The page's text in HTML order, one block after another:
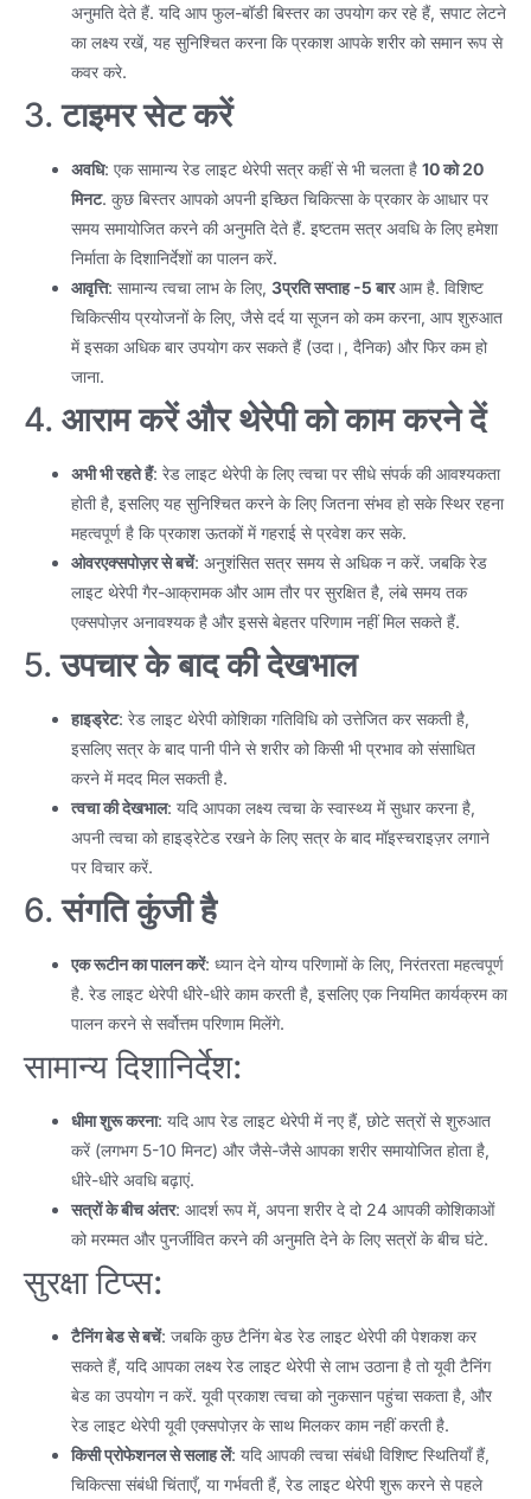
अनुमति देते हैं. यदि आप फुल-बॉडी बिस्तर का उपयोग कर रहे हैं, सपाट लेटने
का लक्ष्य रखें, यह सुनिश्चित करना कि प्रकाश आपके शरीर को समान रूप से
कवर करे.
3.टाइमर सेट करें
अवधि: एक सामान्य रेड लाइट थेरेपी सत्र कहीं से भी चलता है 10 को 20
मिनट. कुछ बिस्तर आपको अपनी इच्छित चिकित्सा के प्रकार के आधार पर
समय समायोजित करने की अनुमति देते हैं. इष्टतम सत्र अवधि के लिए हमेशा
निर्माता के दिशानिर्देशों का पालन करें.
आवृत्ति: सामान्य त्वचा लाभ के लिए, 3प्रति सप्ताह -5 बारआम है. विशिष्ट
चिकित्सीय प्रयोजनों के लिए, जैसे दर्द या सूजन को कम करना, आप शुरुआत
में इसका अधिक बार उपयोग कर सकते हैं (उदा।, दैनिक) और फिर कम हो
जाना.
4. आराम करें और थेरेपी को काम करने दें
अभी भी रहते हैं: रेड लाइट थेरेपी के लिए त्वचा पर सीधे संपर्क की आवश्यकता
होती है, इसलिए यह सुनिश्चित करने के लिए जितना संभव हो सके स्थिर रहना
महत्वपूर्ण है कि प्रकाश ऊतकों में गहराई से प्रवेश कर सके.
ओवरएक्सपोज़र से बचें: अनुशंसित सत्र समय से अधिक न करें. जबकि रेड
लाइट थेरेपी गैर-आक्रामक और आम तौर पर सुरक्षित है, लंबे समय तक
एक्सपोज़र अनावश्यक है और इससे बेहतर परिणाम नहीं मिल सकते हैं.
5.उपचार के बाद की देखभाल
हाइड्रेट: रेड लाइट थेरेपी कोशिका गतिविधि को उत्तेजित कर सकती है,
इसलिए सत्र के बाद पानी पीने से शरीर को किसी भी प्रभाव को संसाधित
करने में मदद मिल सकती है.
त्वचा की देखभाल: यदि आपका लक्ष्य त्वचा के स्वास्थ्य में सुधार करना है,
अपनी त्वचा को हाइड्रेटेड रखने के लिए सत्र के बाद मॉइस्चराइज़र लगाने
पर विचार करें.
6.संगति कुंजी है
एक रूटीन का पालन करें: ध्यान देने योग्य परिणामों के लिए, निरंतरता महत्वपूर्ण
है. रेड लाइट थेरेपी धीरे-धीरे काम करती है, इसलिए एक नियमित कार्यक्रम का
पालन करने से सर्वोत्तम परिणाम मिलेंगे.
सामान्य दिशानिर्देश:
धीमा शुरू करना: यदि आप रेड लाइट थेरेपी में नए हैं, छोटे सत्रों से शुरुआत
करें (लगभग 5-10 मिनट) और जैसे-जैसे आपका शरीर समायोजित होता है,
धीरे-धीरे अवधि बढ़ाएं.
सत्रों के बीच अंतर: आदर्श रूप में, अपना शरीर दे दो 24 आपकी कोशिकाओं
को मरम्मत और पुनर्जीवित करने की अनुमति देने के लिए सत्रों के बीच घंटे.
सुरक्षा टिप्स:
टैनिंग बेड से बचें: जबकि कुछ टैनिंग बेड रेड लाइट थेरेपी की पेशकश कर
सकते हैं, यदि आपका लक्ष्य रेड लाइट थेरेपी से लाभ उठाना है तो यूवी टैनिंग
बेड का उपयोग न करें. यूवी प्रकाश त्वचा को नुकसान पहुंचा सकता है, और
रेड लाइट थेरेपी यूवी एक्सपोज़र के साथ मिलकर काम नहीं करती है.
किसी प्रोफेशनल से सलाह लें: यदि आपकी त्वचा संबंधी विशिष्ट स्थितियाँ हैं,
चिकित्सा संबंधी चिंताएँ, या गर्भवती हैं, रेड लाइट थेरेपी शुरू करने से पहले